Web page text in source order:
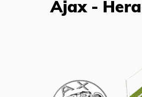
Ajax -